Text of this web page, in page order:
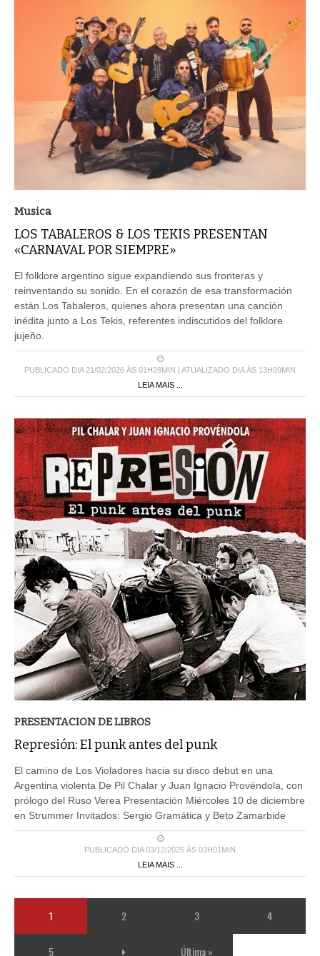
Musica
LOS TABALEROS & LOS TEKIS PRESENTAN
«CARNAVAL POR SIEMPRE»
El folklore argentino sigue expandiendo sus fronteras y
reinventando su sonido. En el corazón de esa transformación
están Los Tabaleros, quienes ahora presentan una canción
inédita junto a Los Tekis, referentes indiscutidos del folklore
jujeño.
PUBLICADO DIA 21/02/2026 ÀS 01H28MIN | ATUALIZADO DIA ÀS 13H09MIN
LEIA MAIS ...
PRESENTACION DE LIBROS
Represión: El punk antes del punk
El camino de Los Violadores hacia su disco debut en una
Argentina violenta De Pil Chalar y Juan Ignacio Provéndola, con
prólogo del Ruso Verea Presentación Miércoles 10 de diciembre
en Strummer Invitados: Sergio Gramática y Beto Zamarbide
PUBLICADO DIA 03/12/2025 ÀS 03H01MIN
LEIA MAIS ...
1 2 3 4
5 Última »